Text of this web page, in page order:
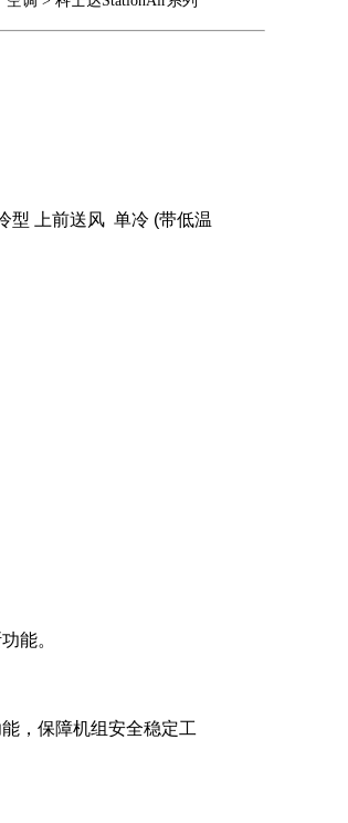
型 上前送风 单冷 (带低温
能。
，保障机组安全稳定工